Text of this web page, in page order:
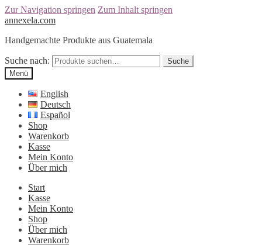
Zur Navigation springen Zum Inhalt springen
annexela.com
Handgemachte Produkte aus Guatemala
Suche nach:
Suche
Menü
English
Deutsch
Español
Shop
Warenkorb
Kasse
Mein Konto
Über mich
Start
Kasse
Mein Konto
Shop
Über mich
Warenkorb